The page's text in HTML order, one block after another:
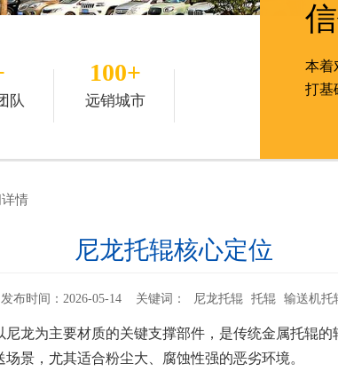
队
100+
远销城市
本着
打基
情
尼龙托辊核心定位
发布时间：2026-05-14 关键词： 尼龙托辊 托辊 输送机托
尼龙为主要材质的关键支撑部件，是传统金属托辊
景，尤其适合粉尘大、腐蚀性强的恶劣环境。